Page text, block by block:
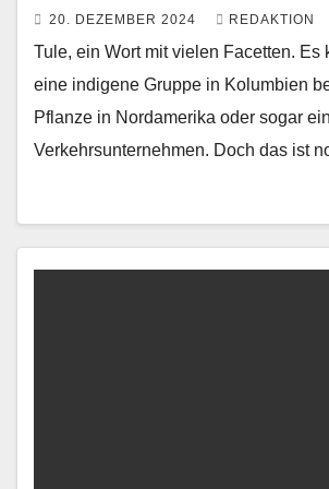
20. DEZEMBER 2024 REDAKTION
Tule, ein Wort mit vielen Facetten. Es
eine indigene Gruppe in Kolumbien
Pflanze in Nordamerika oder sogar
Verkehrsunternehmen. Doch das ist